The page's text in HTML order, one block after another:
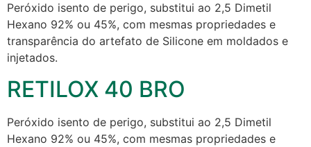
Peróxido isento de perigo, substitui ao 2,5 Dimetil
Hexano 92% ou 45%, com mesmas propriedades e
transparência do artefato de Silicone em moldados e
injetados.
RETILOX 40 BRO
Peróxido isento de perigo, substitui ao 2,5 Dimetil
Hexano 92% ou 45%, com mesmas propriedades e